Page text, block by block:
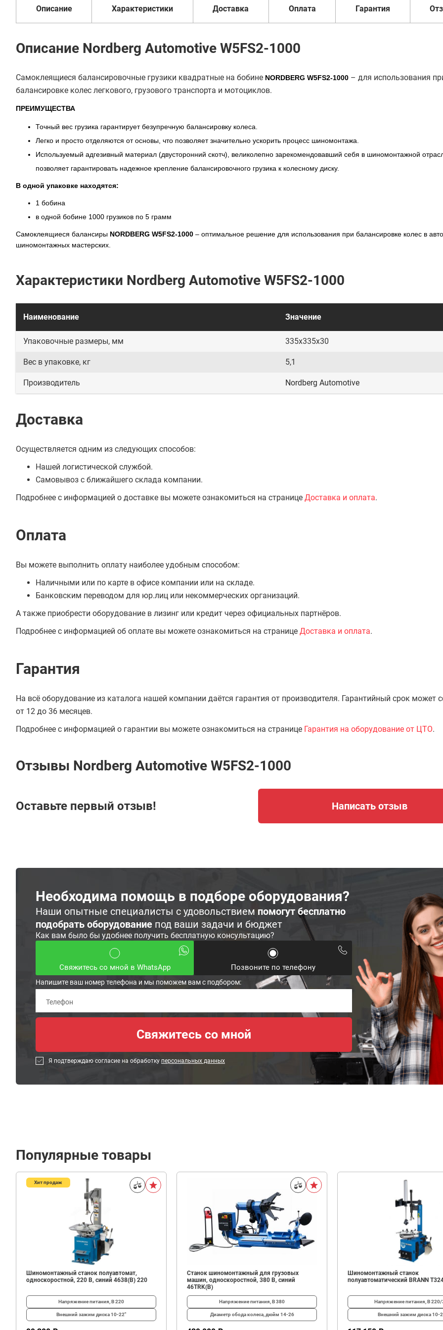
Описание Характеристики Доставка Оплата Гарантия
Описание Nordberg Automotive W5FS2-1000
Самоклеящиеся балансировочные грузики квадратные на бобине NORDBERG W5FS2-1000 – для использования
балансировке колес легкового, грузового транспорта и мотоциклов.
ПРЕИМУЩЕСТВА
Точный вес грузика гарантирует безупречную балансировку колеса.
Легко и просто отделяются от основы, что позволяет значительно ускорить процесс шиномонтажа.
Используемый адгезивный материал (двусторонний скотч), великолепно зарекомендовавший себя в шиномонтажной
позволяет гарантировать надежное крепление балансировочного грузика к колесному диску.
В одной упаковке находятся:
1 бобина
в одной бобине 1000 грузиков по 5 грамм
Самоклеящиеся балансиры NORDBERG W5FS2-1000 – оптимальное решение для использования при балансировке колес в
шиномонтажных мастерских.
Характеристики Nordberg Automotive W5FS2-1000
Наименование Значение
Упаковочные размеры, мм 335x335x30
Вес в упаковке, кг 5,1
Производитель Nordberg Automotive
Доставка
Осуществляется одним из следующих способов:
Нашей логистической службой.
Самовывоз с ближайшего склада компании.
Подробнее с информацией о доставке вы можете ознакомиться на странице Доставка и оплата.
Оплата
Вы можете выполнить оплату наиболее удобным способом:
Наличными или по карте в офисе компании или на складе.
Банковским переводом для юр.лиц или некоммерческих организаций.
А также приобрести оборудование в лизинг или кредит через официальных партнёров.
Подробнее с информацией об оплате вы можете ознакомиться на странице Доставка и оплата.
Гарантия
На всё оборудование из каталога нашей компании даётся гарантия от производителя. Гарантийный срок может
от 12 до 36 месяцев.
Подробнее с информацией о гарантии вы можете ознакомиться на странице Гарантия на оборудование от ЦТО.
Отзывы Nordberg Automotive W5FS2-1000
Оставьте первый отзыв! Написать отзыв
Необходима помощь в подборе оборудования?
Наши опытные специалисты с удовольствием помогут бесплатно
подобрать оборудование под ваши задачи и бюджет
Как вам было бы удобнее получить бесплатную консультацию?
Свяжитесь со мной в WhatsApp Позвоните по телефону
Напишите ваш номер телефона и мы поможем вам с подбором:
Я подтверждаю согласие на обработку персональных данных
Популярные товары
Хит продаж
Шиномонтажный станок полуавтомат,
односкоростной, 220 В, синий 4638(B) 220
Напряжение питания, В220
Внешний зажим диска10-22"
Станок шиномонтажный для грузовых
машин, односкоростной, 380 В, синий
46TRK(B)
Напряжение питания, В380
Диаметр обода колеса, дюйм 14-26
Шиномонтажный станок
полуавтоматический BRANN
Напряжение питания, В220/
Внешний зажим диска10-